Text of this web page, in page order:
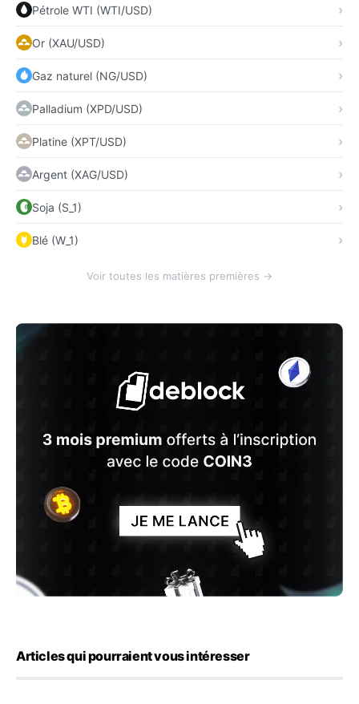
Pétrole WTI (WTI/USD)
Or (XAU/USD)
Gaz naturel (NG/USD)
Palladium (XPD/USD)
Platine (XPT/USD)
Argent (XAG/USD)
Soja (S_1)
Blé (W_1)
Voir toutes les matières premières →
Articles qui pourraient vous intéresser